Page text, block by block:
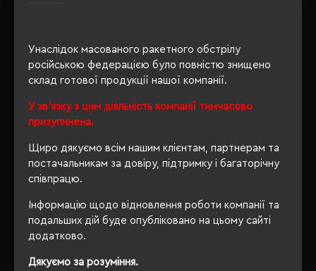
Унаслідок масованого ракетного обстрілу
російською федерацією було повністю знищено
склад готової продукції нашої компанії.
У зв'язку з цим діяльність компанії тимчасово
призупинена.
Щиро дякуємо всім нашим клієнтам, партнерам та
постачальникам за довіру, підтримку і багаторічну
співпрацю.
Інформацію щодо відновлення роботи компанії та
подальших дій буде опубліковано на цьому сайті
додатково.
Дякуємо за розуміння.
ОПИС
ВІДГУКИ
РЕКОМЕНДУЄМО